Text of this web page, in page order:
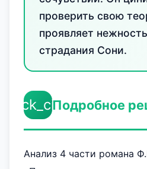
проверить свою
проявляет
страдания Сони.
Подробное
Анализ 4 части романа